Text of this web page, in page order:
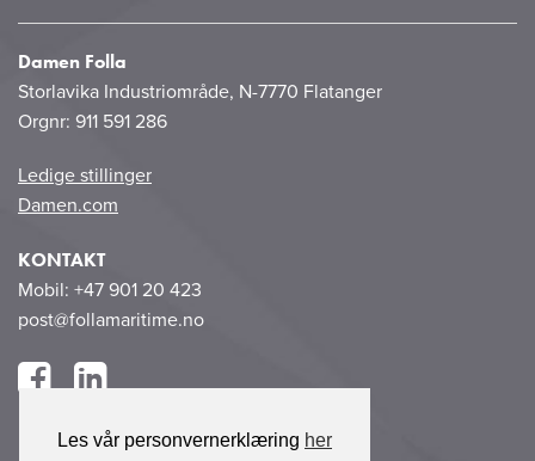
Les vår personvernerklæring her
Damen Folla
Storlavika Industriområde, N-7770 Flatanger
Orgnr: 911 591 286
Ledige stillinger
Damen.com
KONTAKT
Mobil: +47 901 20 423
post@follamaritime.no